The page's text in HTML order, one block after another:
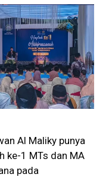
Al Maliky punya
ke-1 MTs dan MA
pada